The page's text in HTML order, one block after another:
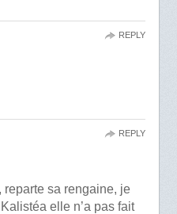
REPLY
sa rengaine, je
elle n’a pas fait
REPLY